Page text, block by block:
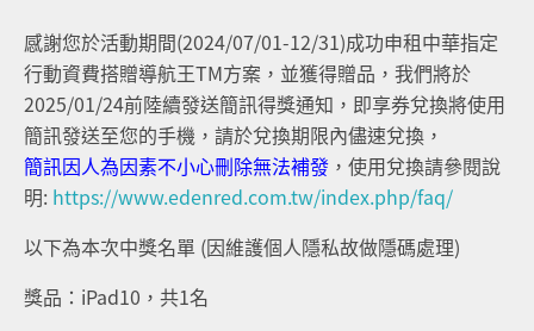
感謝您於活動期間(2024/07/01-12/31)成功申租中華指定
行動資費搭贈導航王TM方案，並獲得贈品，我們將於
2025/01/24前陸續發送簡訊得獎通知，即享券兌換將使用
簡訊發送至您的手機，請於兌換期限內儘速兌換，
簡訊因人為因素不小心刪除無法補發 ，使用兌換請參閱說
明: https://www.edenred.com.tw/index.php/faq/
以下為本次中獎名單 (因維護個人隱私故做隱碼處理)
獎品：iPad10，共1名